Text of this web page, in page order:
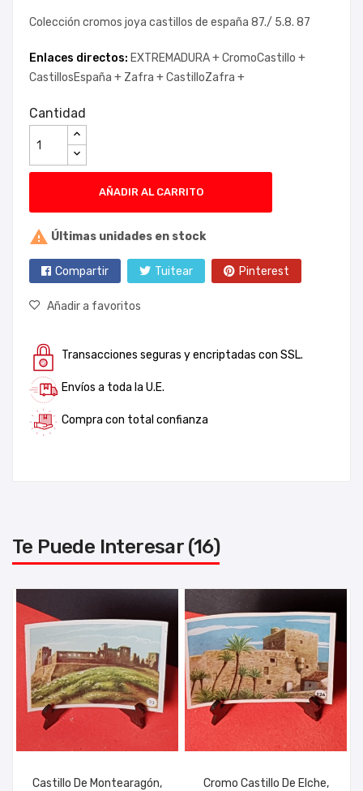
Colección cromos joya castillos de españa 87./ 5.8. 87
Enlaces directos: EXTREMADURA +CromoCastillo +
CastillosEspaña + Zafra +CastilloZafra +
Cantidad
AÑADIR AL CARRITO
 Últimas unidades en stock
Compartir Tuitear Pinterest
Añadir a favoritos
Transacciones seguras y encriptadas con SSL.
Envíos a toda la U.E.
Compra con total confianza
Te Puede Interesar (16)
Castillo De Montearagón,
Cromo Castillo De Elche,